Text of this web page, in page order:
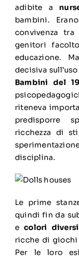
adibite a
bambini.
convivenza
genitori
educazione.
decisiva
Bambini del
riteneva
predisporre
ricchezza di
disciplina.
Le prime
quindi fin da
ecolori
ricche di
Per le loro